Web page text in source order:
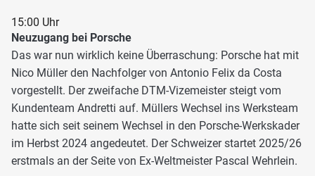
15:00 Uhr
Neuzugang bei Porsche
Das war nun wirklich keine Überraschung: Porsche hat mit
Nico Müller den Nachfolger von Antonio Felix da Costa
vorgestellt. Der zweifache DTM-Vizemeister steigt vom
Kundenteam Andretti auf. Müllers Wechsel ins Werksteam
hatte sich seit seinem Wechsel in den Porsche-Werkskader
im Herbst 2024 angedeutet. Der Schweizer startet 2025/26
erstmals an der Seite von Ex-Weltmeister Pascal Wehrlein.